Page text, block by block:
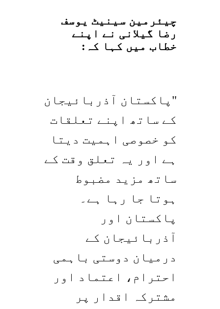
چیئرمین سینیٹ یوسف
رضا گیلانی نے اپنے
خطاب میں کہا کہ:
"پاکستان آذربائیجان
کے ساتھ اپنے تعلقات
کو خصوصی اہمیت دیتا
ہے اور یہ تعلق وقت کے
ساتھ مزید مضبوط
ہوتا جا رہا ہے۔
پاکستان اور
آذربائیجان کے
درمیان دوستی باہمی
احترام، اعتماد اور
مشترکہ اقدار پر